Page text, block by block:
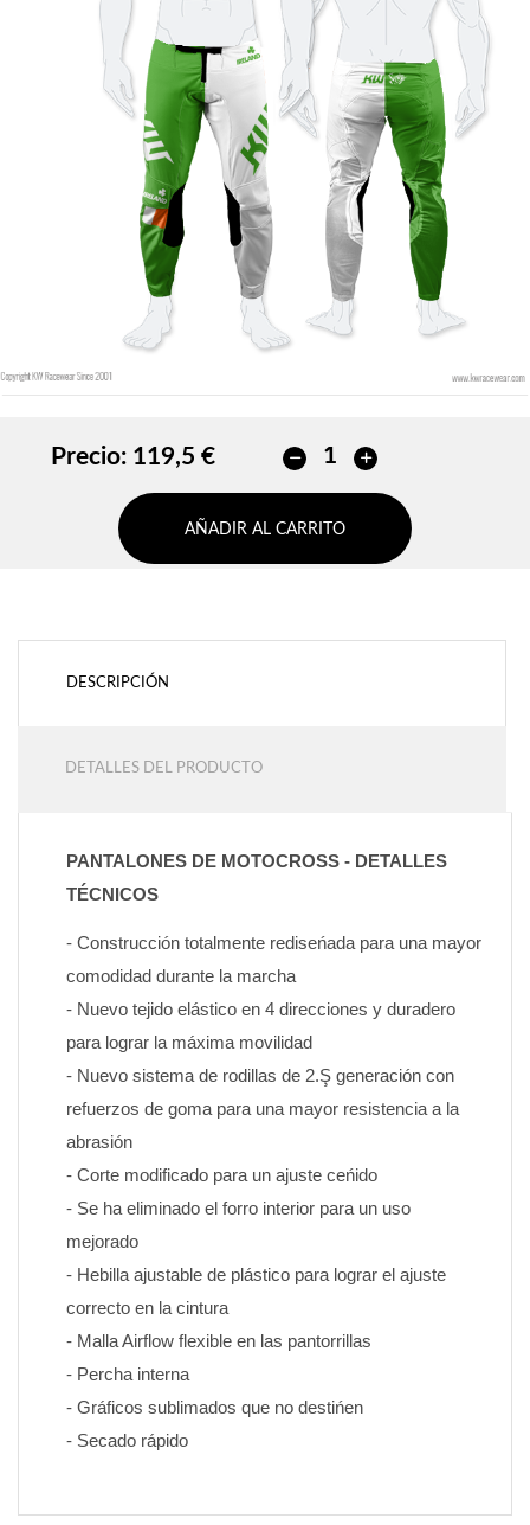
Precio: 119,5 €
AÑADIR AL CARRITO
DESCRIPCIÓN
DETALLES DEL PRODUCTO
PANTALONES DE MOTOCROSS - DETALLES
TÉCNICOS
- Construcción totalmente rediseńada para una mayor
comodidad durante la marcha
- Nuevo tejido elástico en 4 direcciones y duradero
para lograr la máxima movilidad
- Nuevo sistema de rodillas de 2.Ş generación con
refuerzos de goma para una mayor resistencia a la
abrasión
- Corte modificado para un ajuste ceńido
- Se ha eliminado el forro interior para un uso
mejorado
- Hebilla ajustable de plástico para lograr el ajuste
correcto en la cintura
- Malla Airflow flexible en las pantorrillas
- Percha interna
- Gráficos sublimados que no destińen
- Secado rápido